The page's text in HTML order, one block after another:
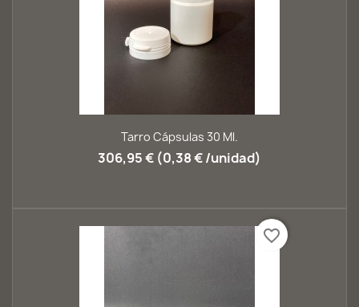
Tarro Cápsulas 30 Ml.
306,95 € (0,38 € /unidad)
favorite_border